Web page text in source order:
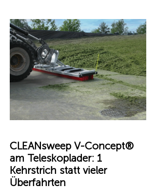
CLEANsweep V-Concept®
am Teleskoplader: 1
Kehrstrich statt vieler
Überfahrten